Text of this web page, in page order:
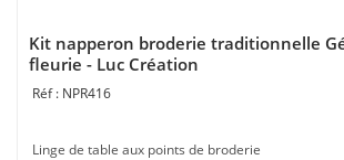
Kit napperon broderie traditionnelle
fleurie - Luc Création
NPR416
Linge de table aux points de broderie